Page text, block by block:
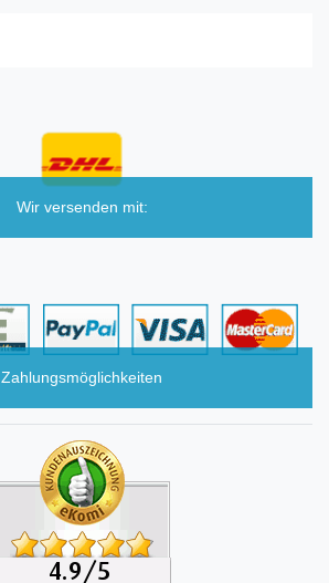
Wir versenden mit:
Zahlungsmöglichkeiten